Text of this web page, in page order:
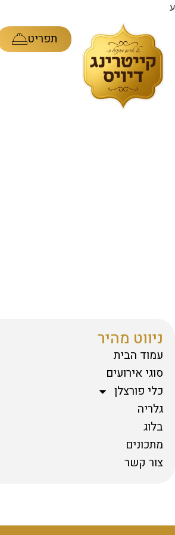
ע
תפריט
ניווט מהיר
עמוד הבית
סוגי אירועים
כלי פורצלן
גלריה
בלוג
מתכונים
צור קשר